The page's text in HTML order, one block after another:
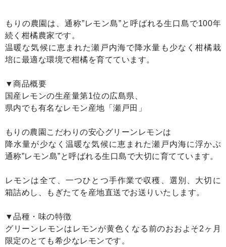
もりの農園は、通称”レモン島”と呼ばれる生口島で100年
続く柑橘農家です。
温暖な気候に恵まれた瀬戸内海で降水量も少なく柑橘栽
培に最適な環境で柑橘を育てています。
▼商品概要
国産レモンの生産量第1位の広島県、
県内でも有名なレモン産地「瀬戸田」
もりの農園こだわりの安心グリーンレモンは
降水量が少なく温暖な気候に恵まれた瀬戸内海に浮かぶ
通称”レモン島”と呼ばれる生口島で大切に育てています。
レモンは全て、一つひとつ手作業で収穫、選別、大切に
箱詰めし、もぎたてを産地直送でお送りいたします。
▼品種・味の特徴
グリーンレモンはレモンが黄色くなる前のおおよそ2ヶ月
限定のとても希少なレモンです。